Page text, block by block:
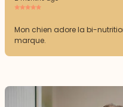
Mon chien adore la bi-
marque.